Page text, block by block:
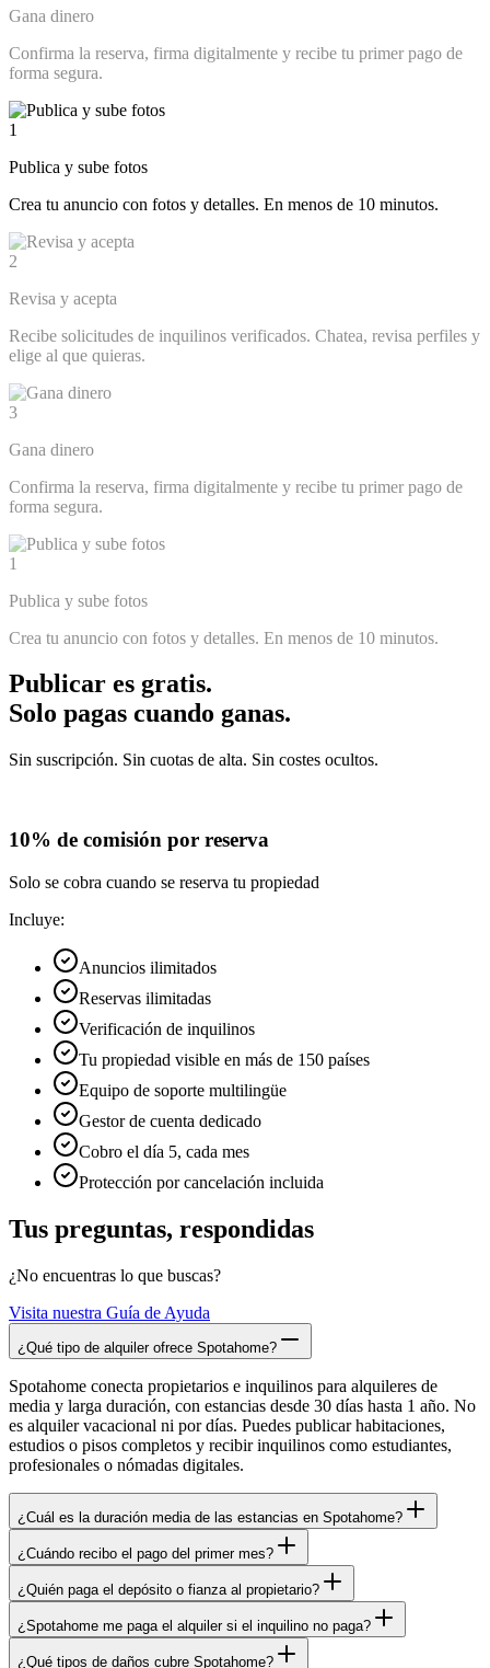
Gana dinero
Confirma la reserva, firma digitalmente y recibe tu primer pago de
forma segura.
1
Publica y sube fotos
Crea tu anuncio con fotos y detalles. En menos de 10 minutos.
2
Revisa y acepta
Recibe solicitudes de inquilinos verificados. Chatea, revisa perfiles y
elige al que quieras.
3
Gana dinero
Confirma la reserva, firma digitalmente y recibe tu primer pago de
forma segura.
1
Publica y sube fotos
Crea tu anuncio con fotos y detalles. En menos de 10 minutos.
Publicar es gratis.
Solo pagas cuando ganas.
Sin suscripción. Sin cuotas de alta. Sin costes ocultos.
10% de comisión por reserva
Solo se cobra cuando se reserva tu propiedad
Incluye:
Anuncios ilimitados
Reservas ilimitadas
Verificación de inquilinos
Tu propiedad visible en más de 150 países
Equipo de soporte multilingüe
Gestor de cuenta dedicado
Cobro el día 5, cada mes
Protección por cancelación incluida
Tus preguntas, respondidas
¿No encuentras lo que buscas?
Visita nuestra Guía de Ayuda
¿Qué tipo de alquiler ofrece Spotahome?
Spotahome conecta propietarios e inquilinos para alquileres de
media y larga duración, con estancias desde 30 días hasta 1 año. No
es alquiler vacacional ni por días. Puedes publicar habitaciones,
estudios o pisos completos y recibir inquilinos como estudiantes,
profesionales o nómadas digitales.
¿Cuál es la duración media de las estancias en Spotahome?
¿Cuándo recibo el pago del primer mes?
¿Quién paga el depósito o fianza al propietario?
¿Spotahome me paga el alquiler si el inquilino no paga?
¿Qué tipos de daños cubre Spotahome?